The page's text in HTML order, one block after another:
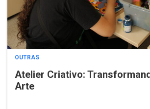
OUTRAS
Atelier Criativo:
Arte